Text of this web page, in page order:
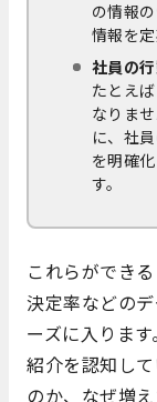
の情報
情報を
社員の
たとえ
なりま
に、社
を明確
す。
これらができ
決定率などの
ーズに入りま
紹介を認知し
のか、なぜ増